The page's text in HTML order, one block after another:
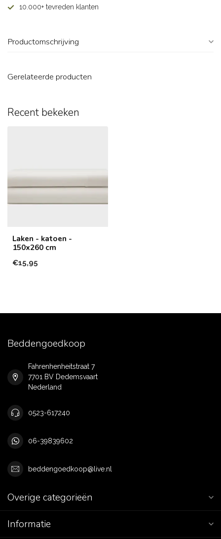
10.000+ tevreden klanten
Productomschrijving
Gerelateerde producten
Recent bekeken
Laken - katoen -
150x260 cm
€15,95
Beddengoedkoop
Fahrenhenheitstraat 7
7701 BV Dedemsvaart
Nederland
0523-617240
06-39839602
beddengoedkoop@live.nl
Overige categorieën
Informatie